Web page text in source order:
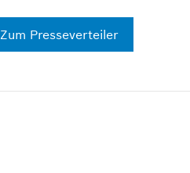
Zum Presseverteiler